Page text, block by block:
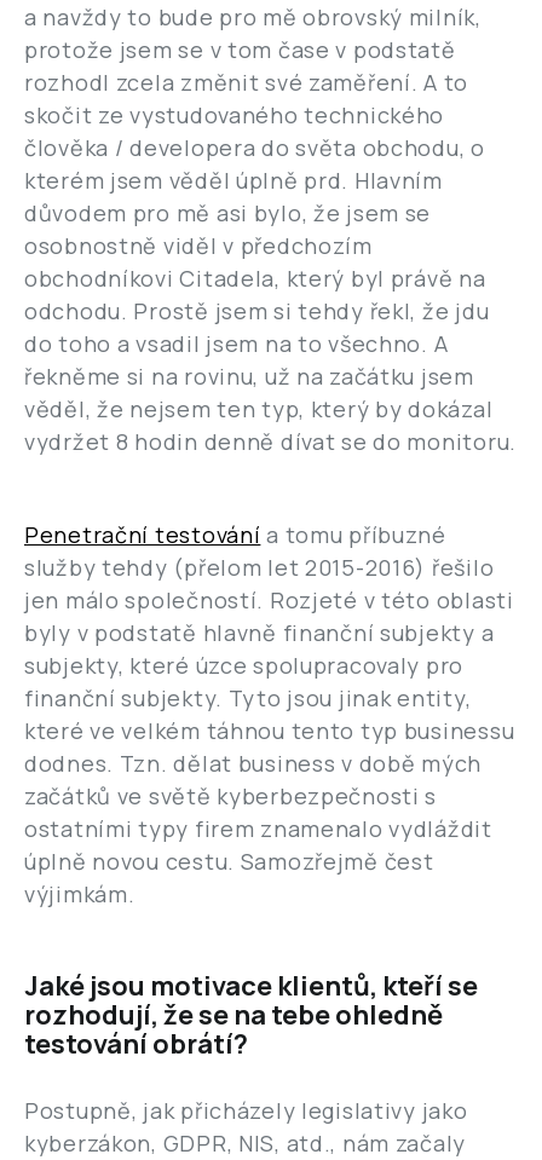
a navždy to bude pro mě obrovský milník,
protože jsem se v tom čase v podstatě
rozhodl zcela změnit své zaměření. A to
skočit ze vystudovaného technického
člověka / developera do světa obchodu, o
kterém jsem věděl úplně prd. Hlavním
důvodem pro mě asi bylo, že jsem se
osobnostně viděl v předchozím
obchodníkovi Citadela, který byl právě na
odchodu. Prostě jsem si tehdy řekl, že jdu
do toho a vsadil jsem na to všechno. A
řekněme si na rovinu, už na začátku jsem
věděl, že nejsem ten typ, který by dokázal
vydržet 8 hodin denně dívat se do monitoru.
Penetrační testování a tomu příbuzné
služby tehdy (přelom let 2015-2016) řešilo
jen málo společností. Rozjeté v této oblasti
byly v podstatě hlavně finanční subjekty a
subjekty, které úzce spolupracovaly pro
finanční subjekty. Tyto jsou jinak entity,
které ve velkém táhnou tento typ businessu
dodnes. Tzn. dělat business v době mých
začátků ve světě kyberbezpečnosti s
ostatními typy firem znamenalo vydláždit
úplně novou cestu. Samozřejmě čest
výjimkám.
Jaké jsou motivace klientů, kteří se
rozhodují, že se na tebe ohledně
testování obrátí?
Postupně, jak přicházely legislativy jako
kyberzákon, GDPR, NIS, atd., nám začaly